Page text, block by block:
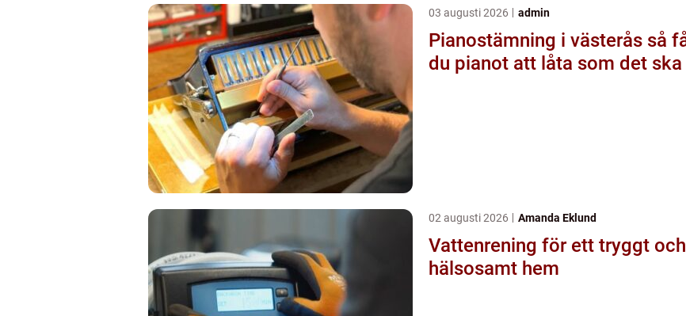
03 augusti 2026 admin
Pianostämning i västerås så får
du pianot att låta som det ska
02 augusti 2026 Amanda Eklund
Vattenrening för ett tryggt och
hälsosamt hem